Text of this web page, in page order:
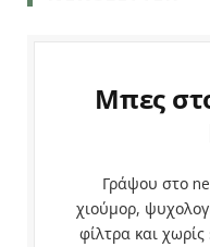
Μπες
Γράψου στο
χιούμορ,
φίλτρα και